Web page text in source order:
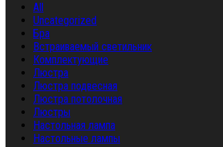
All
Uncategorized
Бра
Встраиваемый светильник
Комплектующие
Люстра
Люстра подвесная
Люстра потолочная
Люстры
Настольная лампа
Настольные лампы